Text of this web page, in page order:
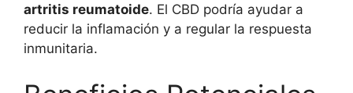
artritis reumatoide. El CBD podría ayudar a
reducir la inflamación y a regular la respuesta
inmunitaria.